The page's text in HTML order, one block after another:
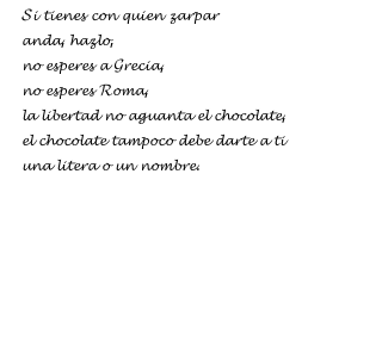
𝓢𝓲 𝓽𝓲𝓮𝓷𝓮𝓼 𝓬𝓸𝓷 𝓺𝓾𝓲𝓮𝓷 𝔃𝓪𝓻𝓹𝓪𝓻
𝓪𝓷𝓭𝓪, 𝓱𝓪𝔃𝓵𝓸,
𝓷𝓸 𝓮𝓼𝓹𝓮𝓻𝓮𝓼 𝓪 𝓖𝓻𝓮𝓬𝓲𝓪,
𝓷𝓸 𝓮𝓼𝓹𝓮𝓻𝓮𝓼 𝓡𝓸𝓶𝓪,
𝓵𝓪 𝓵𝓲𝓫𝓮𝓻𝓽𝓪𝓭 𝓷𝓸 𝓪𝓰𝓾𝓪𝓷𝓽𝓪 𝓮𝓵 𝓬𝓱𝓸𝓬𝓸𝓵𝓪𝓽𝓮,
𝓮𝓵 𝓬𝓱𝓸𝓬𝓸𝓵𝓪𝓽𝓮 𝓽𝓪𝓶𝓹𝓸𝓬𝓸 𝓭𝓮𝓫𝓮 𝓭𝓪𝓻𝓽𝓮 𝓪 𝓽𝓲
𝓾𝓷𝓪 𝓵𝓲𝓽𝓮𝓻𝓪 𝓸 𝓾𝓷 𝓷𝓸𝓶𝓫𝓻𝓮.